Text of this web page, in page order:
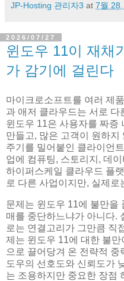
JP-Hosting 관리자3 at 7월
2026/07/27
윈도우 11이 재채
가 감기에 걸린다
마이크로소프트를 여러 제
과 애저 클라우드는 서로
윈도우 11은 사용자를 짜증
만들고, 많은 고객이 원하지
주기를 밀어붙인 클라이언
업에 컴퓨팅, 스토리지, 데
하이퍼스케일 클라우드 플
로 다른 사업이지만, 실제
문제는 윈도우 11에 불만을
매를 중단하느냐가 아니다.
로는 연결고리가 그만큼 직
제는 윈도우 11에 대한 불
으로 끌어당겨 온 전략적 중
도우의 선호도와 신뢰도가
는 조용하지만 중요한 장점